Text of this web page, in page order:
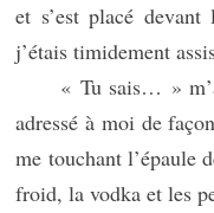
et s’est placé
j’étais timidement
« Tu sais… » m’a-
adressé à moi de
me touchant l’épaule
froid, la vodka et les